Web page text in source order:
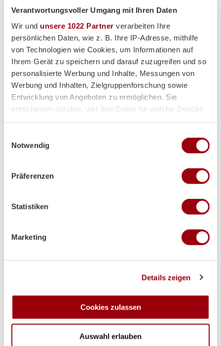
Verantwortungsvoller Umgang mit Ihren Daten
Wir und unsere 1022 Partner verarbeiten Ihre
persönlichen Daten, wie z. B. Ihre IP-Adresse, mithilfe
von Technologien wie Cookies, um Informationen auf
Ihrem Gerät zu speichern und darauf zuzugreifen und so
personalisierte Werbung und Inhalte, Messungen von
Werbung und Inhalten, Zielgruppenforschung sowie
Entwicklung von Angeboten zu ermöglichen. Sie
entscheiden darüber, wer Ihre Daten für welche Zwecke
Trigger Symbol ändern oder widerrufen
Informationen über Ihre geografische Lage erfassen,
Ihr Gerät durch aktives Scannen nach bestimmten
Merkmalen (Fingerprinting) identifizieren
verarbeitet werden, und legen Sie Ihre Präferenzen im
Abschnitt Einzelheiten
personalisieren, Funktionen für soziale Medien anbieten
soziale Medien, Werbung und Analysen weiter. Unsere
Partner führen diese Informationen möglicherweise mit
Notwendig
Präferenzen
Statistiken
Marketing
Details zeigen
Cookies zulassen
Auswahl erlauben
Alle Spiele unserer Danas und Honamas live und kostenfrei
Hauptpartner
Premium-Partner